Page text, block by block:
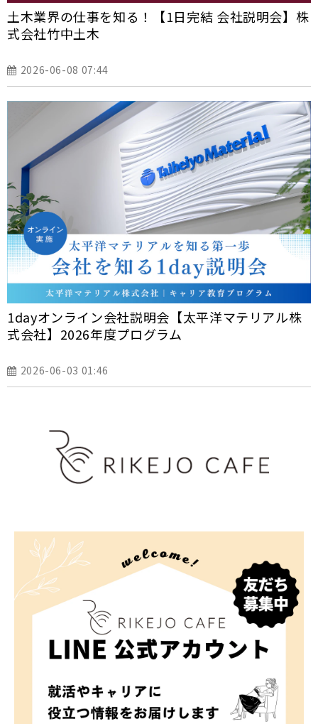
土木業界の仕事を知る！【1日完結 会社説明会】株
式会社竹中土木
2026-06-08 07:44
1dayオンライン会社説明会【太平洋マテリアル株
式会社】2026年度プログラム
2026-06-03 01:46